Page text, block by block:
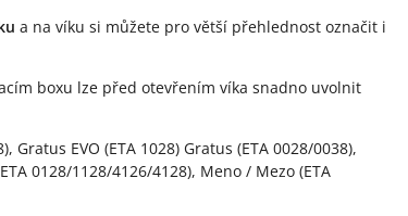
a na víku si můžete pro větší přehlednost označit i
boxu lze před otevřením víka snadno uvolnit
EVO (ETA 1028) Gratus (ETA 0028/0038),
0128/1128/4126/4128), Meno / Mezo (ETA